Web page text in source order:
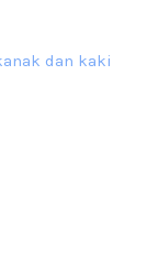
1444 Hijrah,
betul che mat tak
dan kaki